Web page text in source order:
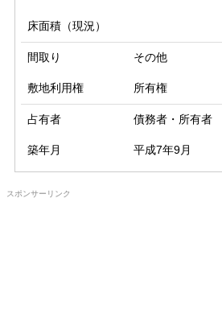
床面積（現況）
間取り その他
敷地利用権 所有権
占有者 債務者・所有者
築年月 平成7年9月
スポンサーリンク